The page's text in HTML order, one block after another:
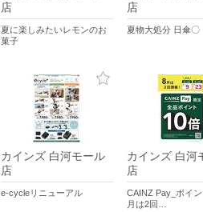
店
夏に楽しみたいレモンのお
菓子
店
夏物大処分 日傘〇
カインズ 白河モール
店
e-cycleリニューアル
カインズ 白河
店
CAINZ Pay_ポイ
月は2回…